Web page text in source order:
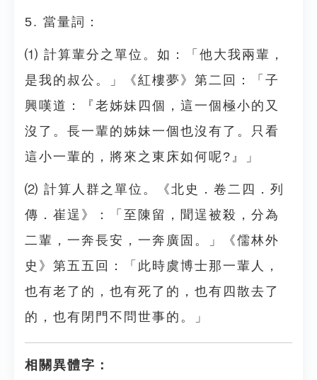
5. 當量詞：
⑴ 計算輩分之單位。如：「他大我兩輩，
是我的叔公。」《紅樓夢》第二回：「子
興嘆道：『老姊妹四個，這一個極小的又
沒了。長一輩的姊妹一個也沒有了。只看
這小一輩的，將來之東床如何呢?』」
⑵ 計算人群之單位。《北史．卷二四．列
傳．崔逞》：「至陳留，聞逞被殺，分為
二輩，一奔長安，一奔廣固。」《儒林外
史》第五五回：「此時虞博士那一輩人，
也有老了的，也有死了的，也有四散去了
的，也有閉門不問世事的。」
相關異體字：